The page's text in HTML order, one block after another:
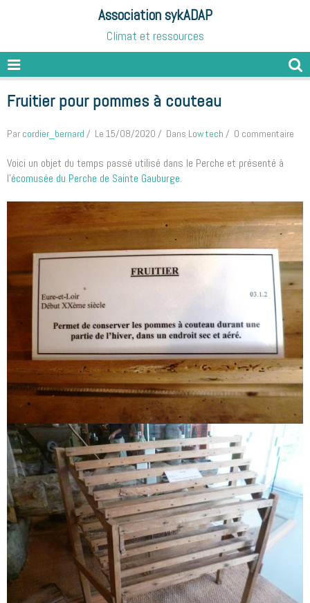
Association sykADAP
Climat et ressources
Fruitier pour pommes à couteau
Par cordier_bernard Le 15/08/2020 Dans Low tech 0 commentaire
Voici un objet du temps passé utilisé dans le Perche et présenté à
l'écomusée du Perche de Sainte Gauburge.